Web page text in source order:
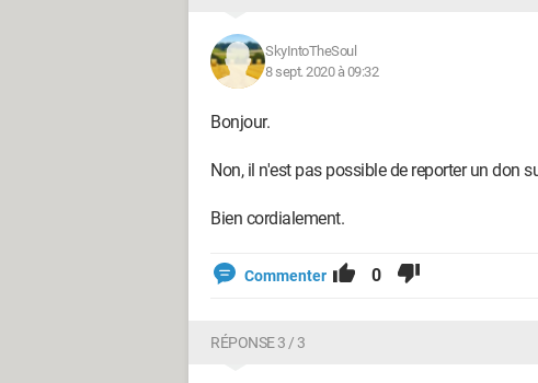
SkyIntoTheSoul
8 sept. 2020 à 09:32
Bonjour.
Non, il n'est pas possible de reporter un don
Bien cordialement.
Commenter 0
RÉPONSE 3 / 3